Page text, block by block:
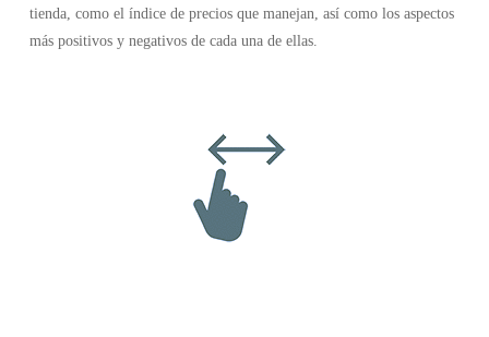
tienda, como el índice de precios que manejan, así como los aspectos
más positivos y negativos de cada una de ellas.